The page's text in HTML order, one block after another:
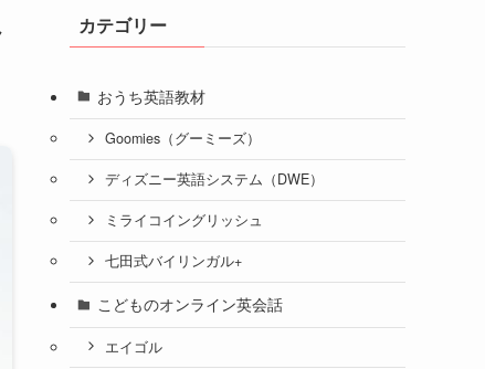
カテゴリー
おうち英語教材
Goomies（グーミーズ）
ディズニー英語システム（DWE）
ミライコイングリッシュ
七田式バイリンガル+
こどものオンライン英会話
エイゴル